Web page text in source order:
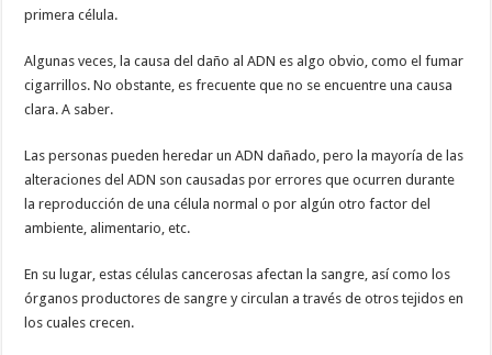
primera célula.
Algunas veces, la causa del daño al ADN es algo obvio, como el fumar
cigarrillos. No obstante, es frecuente que no se encuentre una causa
clara. A saber.
Las personas pueden heredar un ADN dañado, pero la mayoría de las
alteraciones del ADN son causadas por errores que ocurren durante
la reproducción de una célula normal o por algún otro factor del
ambiente, alimentario, etc.
En su lugar, estas células cancerosas afectan la sangre, así como los
órganos productores de sangre y circulan a través de otros tejidos en
los cuales crecen.